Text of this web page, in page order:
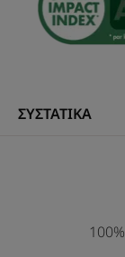
Πλεονέκτημα
μαλλιά
ΣΥΣΤΑΤΙΚΑ